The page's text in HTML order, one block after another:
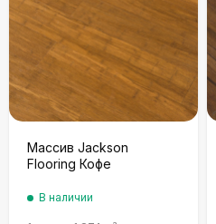
Массив Jackson
Flooring Кофе
В наличии